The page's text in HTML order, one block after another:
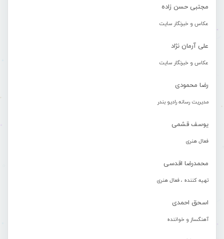
مجتبی حسن زاده
عکاس و خبرنگار سایت
علی آرمان نژاد
عکاس و خبرنگار سایت
رضا محمودی
مدیریت رسانه رادیو بندر
یوسف قشمی
فعال هنری
محمدرضا اقدسی
تهیه کننده ، فعال هنری
اسحق احمدی
آهنگساز و خواننده